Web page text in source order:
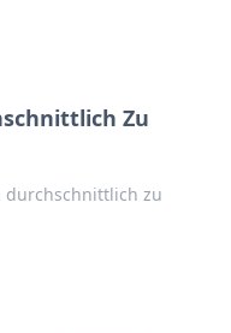
Zu
durchschnittlich zu